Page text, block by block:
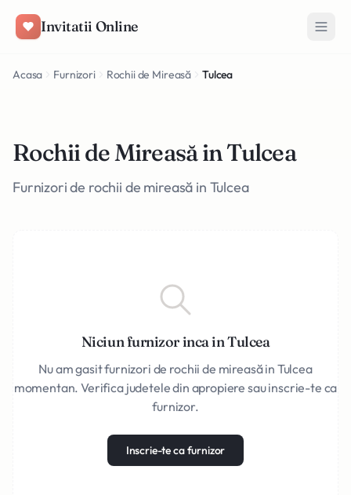
Invitatii Online
Acasa Furnizori Rochii de Mireasă Tulcea
Rochii de Mireasă in Tulcea
Furnizori de rochii de mireasă in Tulcea
Niciun furnizor inca in Tulcea
Nu am gasit furnizori de rochii de mireasă in Tulcea
momentan. Verifica judetele din apropiere sau inscrie-te ca
furnizor.
Inscrie-te ca furnizor